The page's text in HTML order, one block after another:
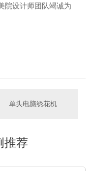
院设计师团队竭诚为
单头电脑绣花机
推荐